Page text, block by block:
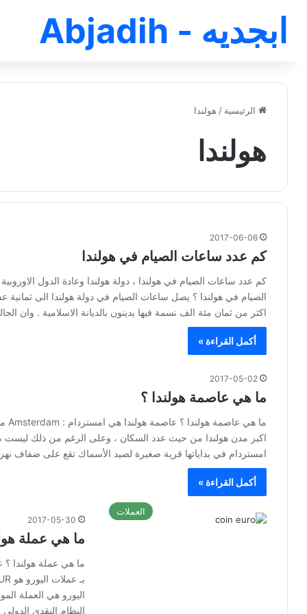
ابجديه - Abjadih
الرئيسية / هولندا
هولندا
2017-06-06
كم عدد ساعات الصيام في هولندا
كم عدد ساعات الصيام في هولندا ، دولة هولندا وعادة الدول
الصيام في هولندا ؟ يصل ساعات الصيام في دولة هولندا الى
اكثر من ثمان مئة الف نسمة فيها يدينون بالديانة الاسلامية . وان
أكمل القراءة »
2017-05-02
ما هي عاصمة هولندا ؟
اكبر مدن هولندا من حيث عدد السكان ، وعلى الرغم من ذلك ليست
امستردام في بداياتها قرية صغيرة لصيد الأسماك تقع على ضفاف
أكمل القراءة »
العملات
2017-05-30
ما هي عملة
ما هي عملة هولندا ؟
اليورو هي العملة
النظام النقدي